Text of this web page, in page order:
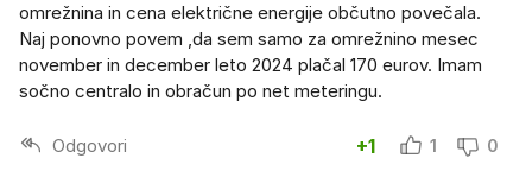
omrežnina in cena električne energije občutno povečala.
Naj ponovno povem ,da sem samo za omrežnino mesec
november in december leto 2024 plačal 170 eurov. Imam
sočno centralo in obračun po net meteringu.
Odgovori +1 1 0